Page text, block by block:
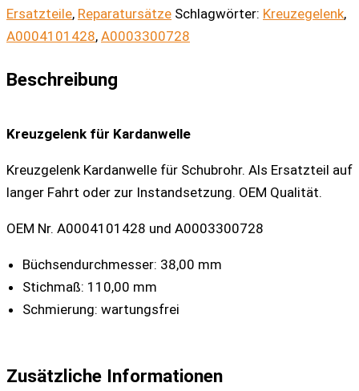
Menge
Ersatzteile, Reparatursätze Schlagwörter: Kreuzegelenk,
A0004101428, A0003300728
Beschreibung
Kreuzgelenk für Kardanwelle
Kreuzgelenk Kardanwelle für Schubrohr. Als Ersatzteil auf
langer Fahrt oder zur Instandsetzung. OEM Qualität.
OEM Nr. A0004101428 und A0003300728
Büchsendurchmesser: 38,00 mm
Stichmaß: 110,00 mm
Schmierung: wartungsfrei
Zusätzliche Informationen